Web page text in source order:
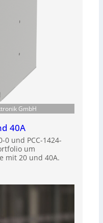
GmbH
40A
0 und PCC-1424-
um
mit 20 und 40A.